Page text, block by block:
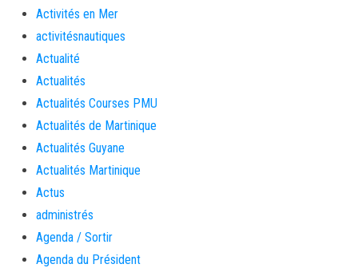
Activités en Mer
activitésnautiques
Actualité
Actualités
Actualités Courses PMU
Actualités de Martinique
Actualités Guyane
Actualités Martinique
Actus
administrés
Agenda / Sortir
Agenda du Président